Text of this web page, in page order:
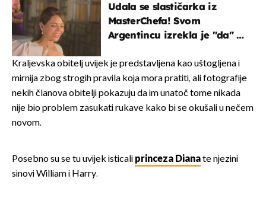
Udala se slastičarka iz
MasterChefa! Svom
Argentincu izrekla je "da" u
Kraljevska obitelj uvijek je predstavljena kao uštogljena i
mirnija zbog strogih pravila koja mora pratiti, ali fotografije
nekih članova obitelji pokazuju da im unatoč tome nikada
nije bio problem zasukati rukave kako bi se okušali u nečem
novom.
Posebno su se tu uvijek isticali princeza Dianate njezini
sinovi William i Harry.